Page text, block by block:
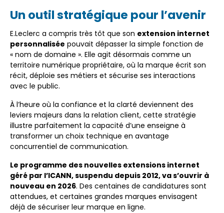
Un outil stratégique pour l’avenir
E.Leclerc a compris très tôt que son extension internet
personnalisée pouvait dépasser la simple fonction de
« nom de domaine ». Elle agit désormais comme un
territoire numérique propriétaire, où la marque écrit son
récit, déploie ses métiers et sécurise ses interactions
avec le public.
À l’heure où la confiance et la clarté deviennent des
leviers majeurs dans la relation client, cette stratégie
illustre parfaitement la capacité d’une enseigne à
transformer un choix technique en avantage
concurrentiel de communication.
Le programme des nouvelles extensions internet
géré par l’ICANN, suspendu depuis 2012, va s’ouvrir à
nouveau en 2026. Des centaines de candidatures sont
attendues, et certaines grandes marques envisagent
déjà de sécuriser leur marque en ligne.